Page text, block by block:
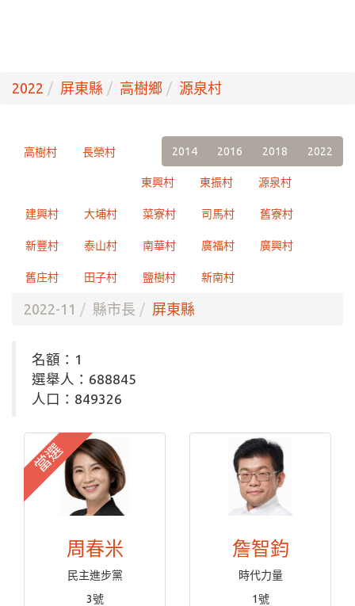
2022 屏東縣 高樹鄉 源泉村
2014 2016 2018 2022
高樹村 長榮村
東興村 東振村 源泉村
建興村 大埔村 菜寮村 司馬村 舊寮村
新豐村 泰山村 南華村 廣福村 廣興村
舊庄村 田子村 鹽樹村 新南村
2022-11 縣市長 屏東縣
名額：1
選舉人：688845
人口：849326
當選
周春米
民主進步黨
3號
詹智鈞
時代力量
1號